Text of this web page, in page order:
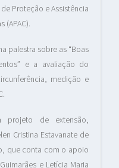
Proteção e Assistência
(APAC).
palestra sobre as “Boas
e a avaliação do
medição e
de extensão,
Cristina Estavanate de
que conta com o apoio
e Letícia Maria